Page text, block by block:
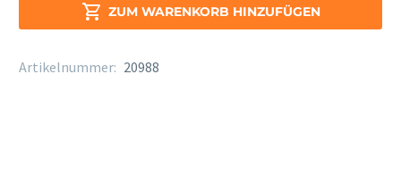
 ZUM WARENKORB HINZUFÜGEN
Artikelnummer: 20988